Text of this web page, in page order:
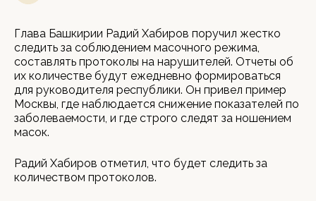
Глава Башкирии Радий Хабиров поручил жестко
следить за соблюдением масочного режима,
составлять протоколы на нарушителей. Отчеты об
их количестве будут ежедневно формироваться
для руководителя республики. Он привел пример
Москвы, где наблюдается снижение показателей по
заболеваемости, и где строго следят за ношением
масок.
Радий Хабиров отметил, что будет следить за
количеством протоколов.